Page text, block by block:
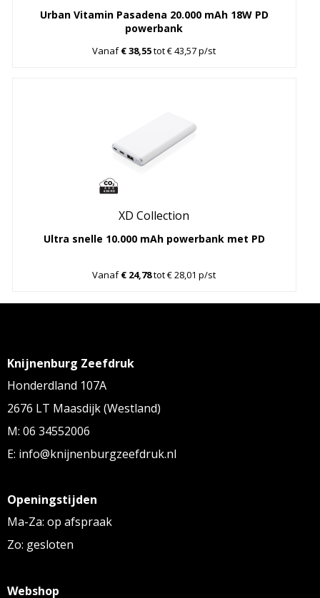
Urban Vitamin Pasadena 20.000 mAh 18W PD
powerbank
Vanaf€ 38,55tot € 43,57 p/st
XD Collection
Ultra snelle 10.000 mAh powerbank met PD
Vanaf€ 24,78tot € 28,01 p/st
Knijnenburg Zeefdruk
Honderdland 107A
2676 LT Maasdijk (Westland)
M: 06 34552006
E: info@knijnenburgzeefdruk.nl
Openingstijden
Ma-Za: op afspraak
Zo: gesloten
Webshop